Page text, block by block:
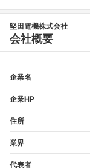
堅田電機株式会社
会社概要
企業名
企業HP
住所
業界
代表者